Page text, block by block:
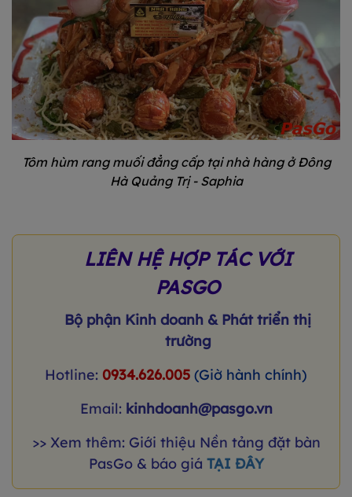
Tôm hùm rang muối đẳng cấp tại nhà hàng ở Đông
Hà Quảng Trị - Saphia
LIÊN HỆ HỢP TÁC VỚI
PASGO
Bộ phận Kinh doanh & Phát triển thị
trường
Hotline: 0934.626.005 (Giờ hành chính)
Email: kinhdoanh@pasgo.vn
>> Xem thêm: Giới thiệu Nền tảng đặt bàn
PasGo & báo giá TẠI ĐÂY